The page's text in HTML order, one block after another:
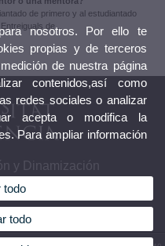
de primero y al estudiantado
de...
y Dinamización
nosotros. Por ello te
propias y de terceros
de nuestra página
contenidos,así como
redes sociales o analizar
acepta o modifica la
Para ampliar información
todo
todo